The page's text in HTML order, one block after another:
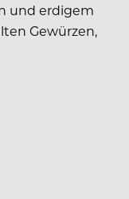
und erdigem
Gewürzen,